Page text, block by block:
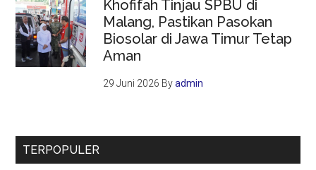
Khofifah Tinjau SPBU di
Malang, Pastikan Pasokan
Biosolar di Jawa Timur Tetap
Aman
29 Juni 2026 Byadmin
TERPOPULER